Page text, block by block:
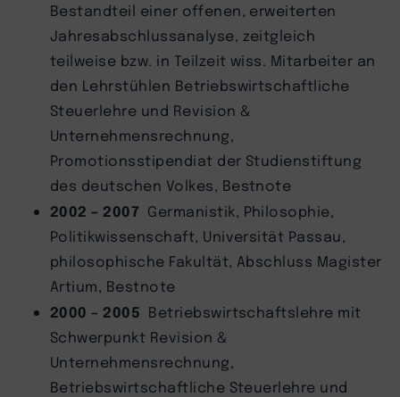
Bestandteil einer offenen, erweiterten
Jahresabschlussanalyse, zeitgleich
teilweise bzw. in Teilzeit wiss. Mitarbeiter an
den Lehrstühlen Betriebswirtschaftliche
Steuerlehre und Revision &
Unternehmensrechnung,
Promotionsstipendiat der Studienstiftung
des deutschen Volkes, Bestnote
2002 – 2007 Germanistik, Philosophie,
Politikwissenschaft, Universität Passau,
philosophische Fakultät, Abschluss Magister
Artium, Bestnote
2000 – 2005 Betriebswirtschaftslehre mit
Schwerpunkt Revision &
Unternehmensrechnung,
Betriebswirtschaftliche Steuerlehre und